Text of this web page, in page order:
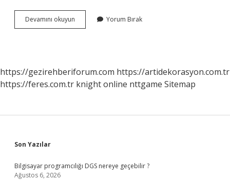
Devamını okuyun
Yapılmazsa
Yorum Bırak
https://gezirehberiforum.com https://artidekorasyon.com.tr
https://feres.com.tr knight online nttgame Sitemap
Sidebar
Son Yazılar
Bilgisayar programcılığı DGS nereye geçebilir ?
Ağustos 6, 2026